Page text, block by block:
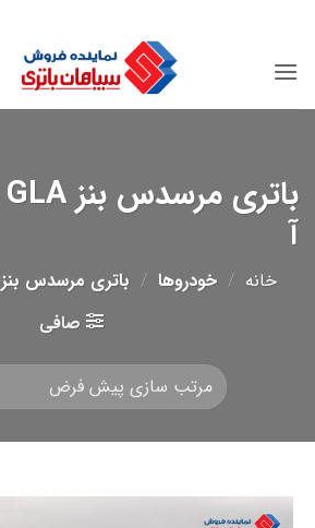
content
آ
خانه / خودروها / باتری مرسدس بنز GLA ، بنز جی ال آ
صافی